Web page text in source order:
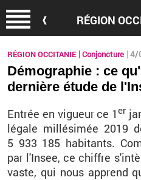
RÉGION
RÉGION OCCITANIE Conjoncture 4/
Démographie : ce
dernière étude de
En­trée en vi­gueur ce 1 er
lé­gale mil­lé­si­mée 2019
5 933 185 ha­bi­tants.
par l'In­see, ce chiffre
vaste, qui nous ap­prend